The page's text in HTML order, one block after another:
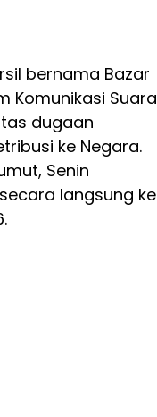
bernama Bazar
Komunikasi Suara
dugaan
ke Negara.
Senin
langsung ke